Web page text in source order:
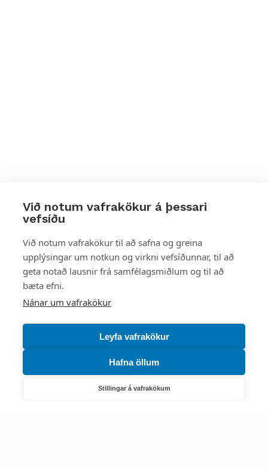
Við notum vafrakökur á þessari
vefsíðu
Við notum vafrakökur til að safna og greina
upplýsingar um notkun og virkni vefsíðunnar, til að
geta notað lausnir frá samfélagsmiðlum og til að
bæta efni.
Nánar um vafrakökur
Leyfa vafrakökur
Hafna öllum
Stillingar á vafrakökum
Styttu þér leið
Mest skoðað
Starfsstöðvar
Náttúruverndarstofnun
Veiðimál, friðlýst svæði, landvarsla og náttúruvernd